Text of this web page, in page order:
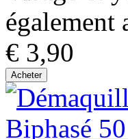
également
€ 3,90
Acheter